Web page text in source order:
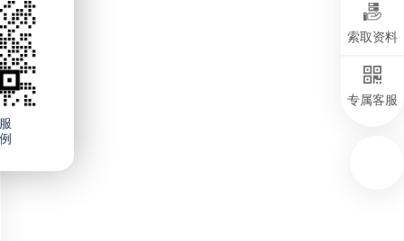
索取资料
专属客服